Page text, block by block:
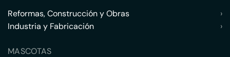
Reformas, Construcción y Obras
›
Industria y Fabricación
›
MASCOTAS